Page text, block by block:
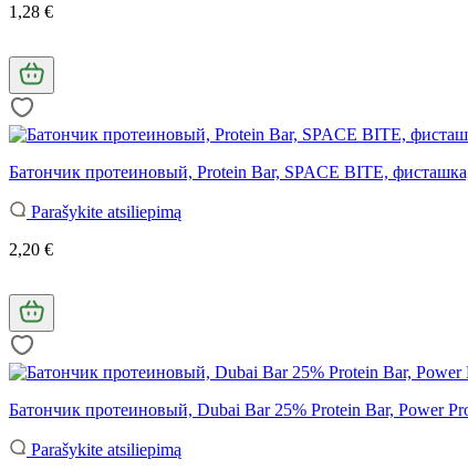
1,28 €
Батончик протеиновый, Protein Bar, SPACE BITE,
Parašykite atsiliepimą
2,20 €
Батончик протеиновый, Dubai Bar 25% Protein Bar, Power
Parašykite atsiliepimą